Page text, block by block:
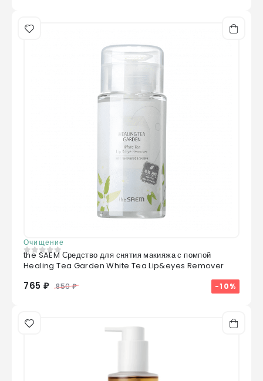
Очищение
0 из 5
the SAEM Средство для снятия макияжа с помпой
Healing Tea Garden White Tea Lip&eyes Remover
765 ₽ 850 ₽ -10%